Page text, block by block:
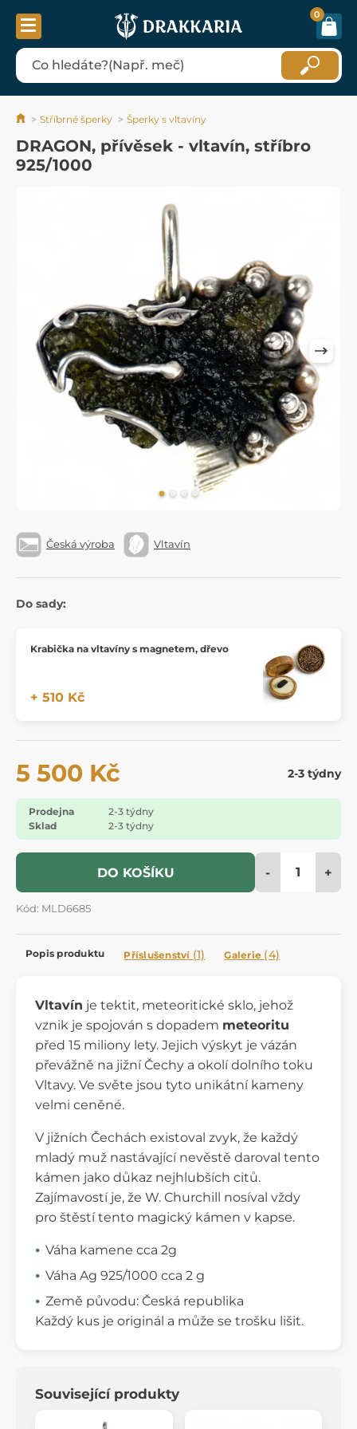
0
Stříbrné šperky Šperky s vltavíny
DRAGON, přívěsek - vltavín, stříbro
925/1000
Česká výroba Vltavín
Do sady:
Krabička na vltavíny s magnetem, dřevo
+ 510 Kč
5 500 Kč 2-3 týdny
Prodejna
2-3 týdny
Sklad
2-3 týdny
DO KOŠÍKU - +
Kód: MLD6685
Popis produktu Příslušenství (1) Galerie (4)
Vltavín je tektit, meteoritické sklo, jehož
vznik je spojován s dopadem meteoritu
před 15 miliony lety. Jejich výskyt je vázán
převážně na jižní Čechy a okolí dolního toku
Vltavy. Ve světe jsou tyto unikátní kameny
velmi ceněné.
V jižních Čechách existoval zvyk, že každý
mladý muž nastávající nevěstě daroval tento
kámen jako důkaz nejhlubších citů.
Zajímavostí je, že W. Churchill nosíval vždy
pro štěstí tento magický kámen v kapse.
Váha kamene cca 2g
Váha Ag 925/1000 cca 2 g
Země původu: Česká republika
Každý kus je originál a může se trošku lišit.
Související produkty